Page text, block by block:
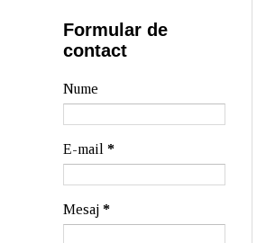
Formular de
contact
Nume
E-mail *
Mesaj *